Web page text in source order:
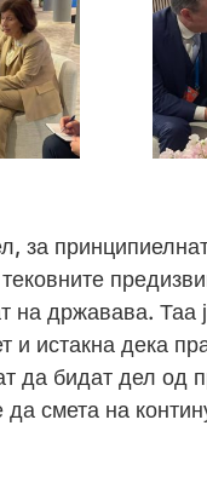
за
на државава. Таа
и истакна дека
да бидат дел од
смета на